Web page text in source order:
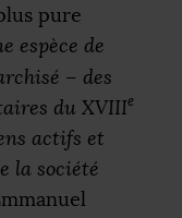
pure
espèce de
– des
du XVIIIe
actifs et
la société